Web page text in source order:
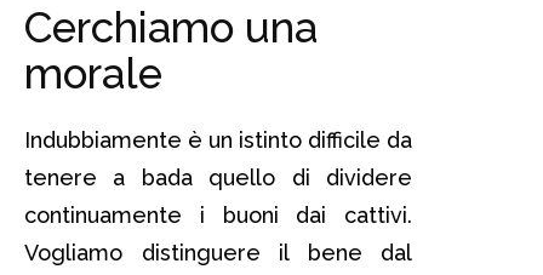
Cerchiamo una
morale
Indubbiamente è un istinto difficile da
tenere a bada quello di dividere
continuamente i buoni dai cattivi.
Vogliamo distinguere il bene dal